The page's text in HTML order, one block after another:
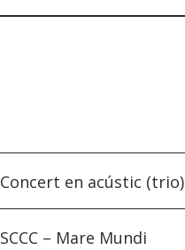
Concert en acústic (trio)
SCCC – Mare Mundi